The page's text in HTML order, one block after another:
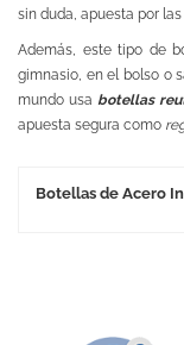
sin duda, apuesta por las
Además, este tipo de
gimnasio, en el bolso o
mundo usa botellas
apuesta segura como
Botellas de Acero